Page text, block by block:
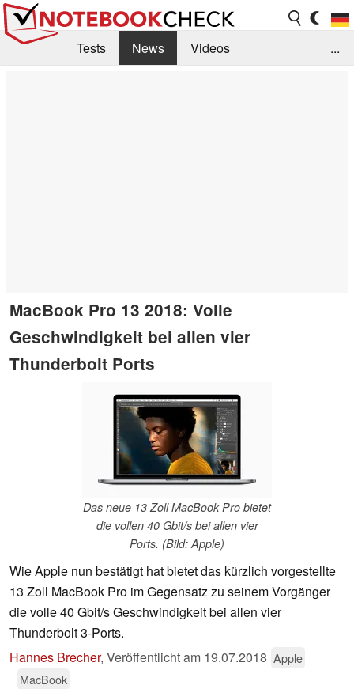
Tests News
Videos
...
MacBook Pro 13 2018: Volle
Geschwindigkeit bei allen vier
Thunderbolt Ports
Das neue 13 Zoll MacBook Pro bietet
die vollen 40 Gbit/s bei allen vier
Ports. (Bild: Apple)
Wie Apple nun bestätigt hat bietet das kürzlich vorgestellte
13 Zoll MacBook Pro im Gegensatz zu seinem Vorgänger
die volle 40 Gbit/s Geschwindigkeit bei allen vier
Thunderbolt 3-Ports.
Hannes Brecher, Veröffentlicht am 19.07.2018 Apple
MacBook